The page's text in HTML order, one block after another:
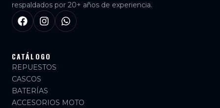
respaldados por 20+ años de experiencia.
CATÁLOGO
REPUESTOS
CASCOS
BATERÍAS
ACCESORIOS MOTO